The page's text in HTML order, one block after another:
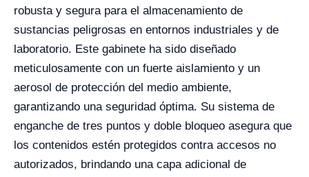
robusta y segura para el almacenamiento de
sustancias peligrosas en entornos industriales y de
laboratorio. Este gabinete ha sido diseñado
meticulosamente con un fuerte aislamiento y un
aerosol de protección del medio ambiente,
garantizando una seguridad óptima. Su sistema de
enganche de tres puntos y doble bloqueo asegura que
los contenidos estén protegidos contra accesos no
autorizados, brindando una capa adicional de